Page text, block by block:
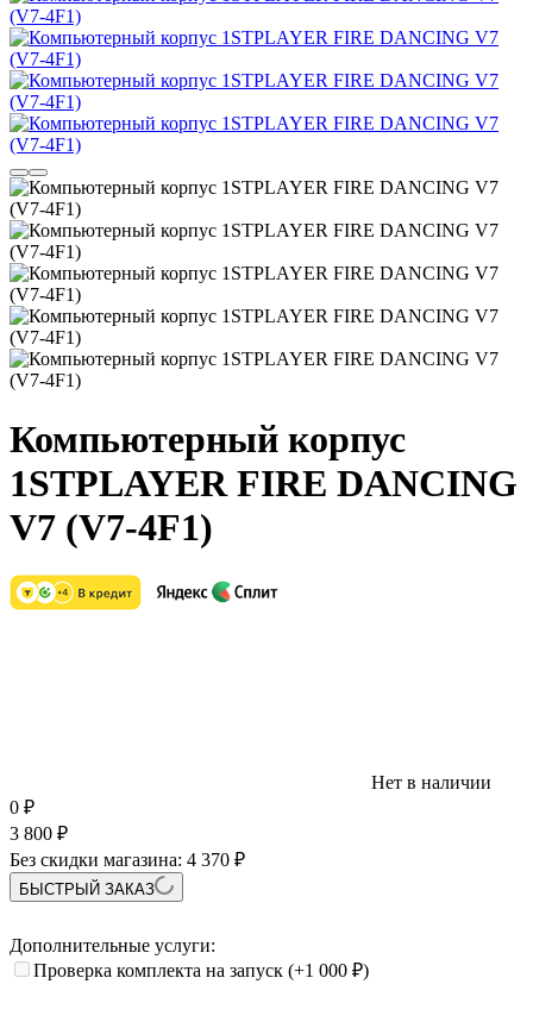
Компьютерный корпус
1STPLAYER FIRE DANCING
V7 (V7-4F1)
Нет в наличии
0 ₽
3 800 ₽
Без скидки магазина: 4 370 ₽
БЫСТРЫЙ ЗАКАЗ
Дополнительные услуги:
Проверка комплекта на запуск (+1 000 ₽)